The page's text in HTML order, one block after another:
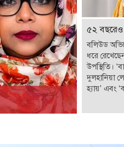
৫২ বছরেও
বলিউড
ধরে
উপস্থিতি।
দুলহানিয়া
হ্যায়’ এবং